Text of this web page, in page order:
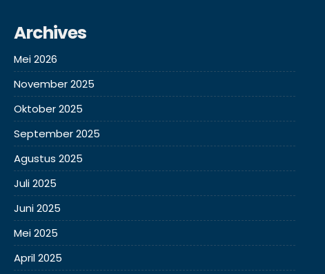
Archives
Mei 2026
November 2025
Oktober 2025
September 2025
Agustus 2025
Juli 2025
Juni 2025
Mei 2025
April 2025